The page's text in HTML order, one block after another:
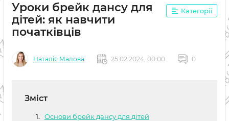
Уроки брейк дансу для
дітей: як навчити
початківців
Категорії
Наталія Малова 25 02 2024, 00:00 0
Зміст
Основи брейк дансу для дітей